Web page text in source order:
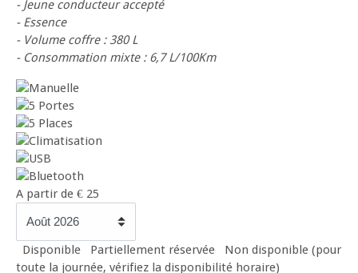
- Jeune conducteur accepté
- Essence
- Volume coffre : 380 L
- Consommation mixte : 6,7 L/100Km
A partir de € 25
Disponible Partiellement réservée
Non disponible (pour
toute la journée, vérifiez la disponibilité horaire)